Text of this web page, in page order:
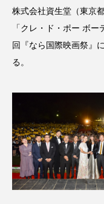
AI B2B
Gemini
アンチエイジング
インタビュー
インナービューティ
株式会社資生堂（東京
「クレ・ド・ポー ボ
回『なら国際映画祭』
る。